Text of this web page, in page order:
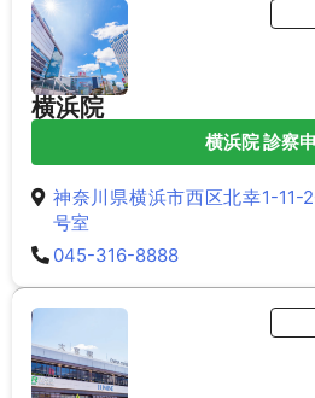
横浜院
横浜院 診察
神奈川県横浜市西区北幸1-11-
号室
045-316-8888